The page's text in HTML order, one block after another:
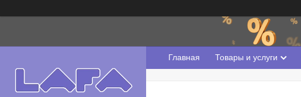
Главная Товары и услуги